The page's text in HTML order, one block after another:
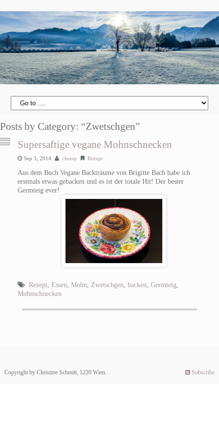
Posts by Category: “Zwetschgen”
Supersaftige vegane Mohnschnecken
Sep 3, 2014 cheesy Rezept
Aus dem Buch Vegane Backträume von Brigitte Bach habe ich
erstmals etwas gebacken und es ist der totale Hit! Der bester
Germteig ever!
Rezept, Essen, Mohn, Zwetschgen, backen, Germteig,
Mohnschnecken
Copyright by Christine Schmitt, 1220 Wien. Subscribe